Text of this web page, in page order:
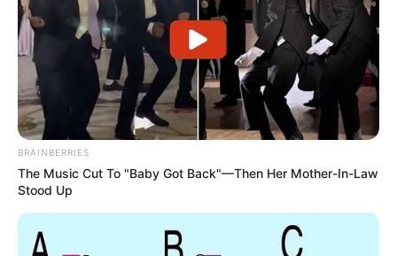
BRAINBERRIES
The Music Cut To "Baby Got Back"—Then Her Mother-In-Law
Stood Up